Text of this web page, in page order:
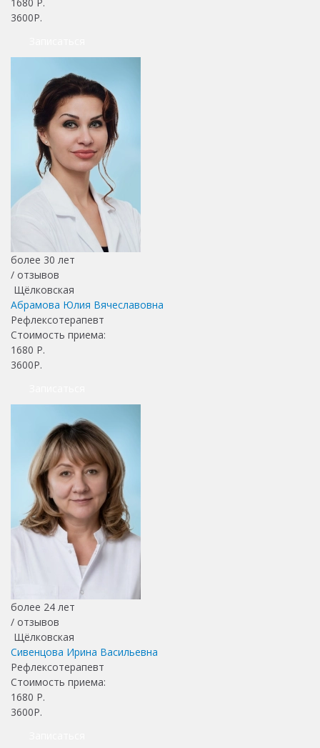
3600Р.
более 30 лет
/ отзывов
Щёлковская
Абрамова Юлия Вячеславовна
Рефлексотерапевт
Стоимость приема:
1680 Р.
3600Р.
более 24 лет
/ отзывов
Щёлковская
Сивенцова Ирина Васильевна
Рефлексотерапевт
Стоимость приема:
1680 Р.
3600Р.